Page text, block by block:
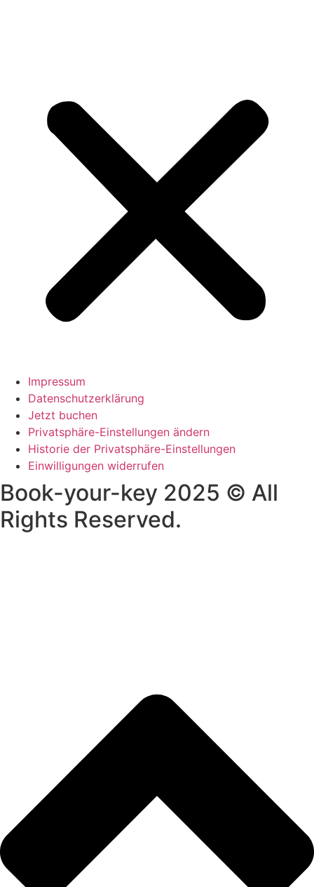
Impressum
Datenschutzerklärung
Jetzt buchen
Privatsphäre-Einstellungen ändern
Historie der Privatsphäre-Einstellungen
Einwilligungen widerrufen
Book-your-key 2025 © All
Rights Reserved.